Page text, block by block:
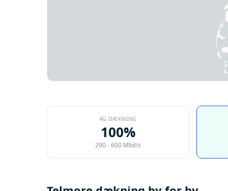
4G DÆKNING
100%
200 - 600 Mbit/s